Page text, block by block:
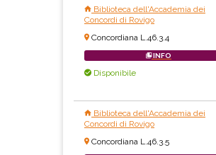
Biblioteca dell'Accademia dei
Concordi di Rovigo
Concordiana L.46.3.4
INFO
Disponibile
Biblioteca dell'Accademia dei
Concordi di Rovigo
Concordiana L.46.3.5